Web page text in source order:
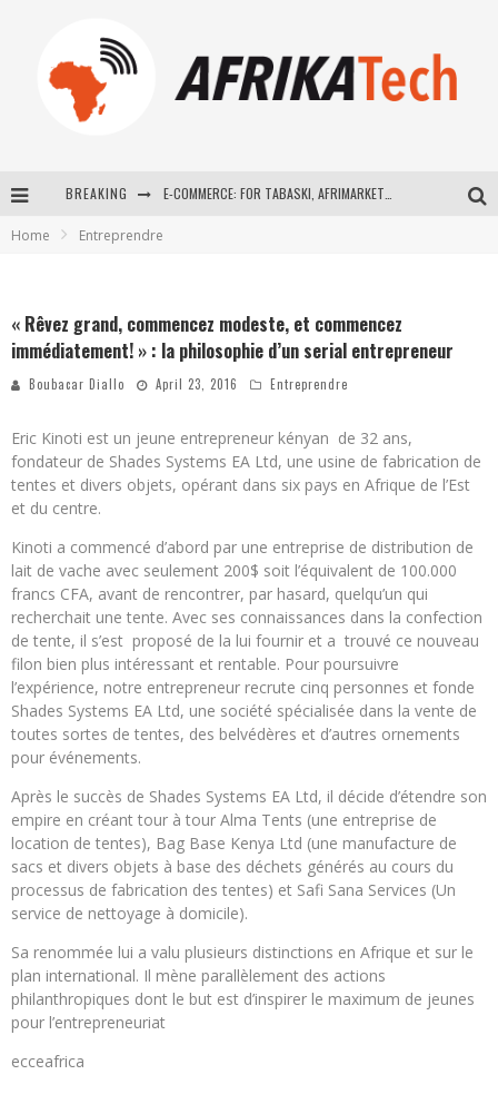
BREAKING
How Technology Has Changed Sports
Home Entreprendre
« Rêvez grand, commencez modeste, et commencez
immédiatement! » : la philosophie d’un serial entrepreneur
Boubacar Diallo April 23, 2016 Entreprendre
Eric Kinoti est un jeune entrepreneur kényan de 32 ans,
fondateur de Shades Systems EA Ltd, une usine de fabrication de
tentes et divers objets, opérant dans six pays en Afrique de l’Est
et du centre.
Kinoti a commencé d’abord par une entreprise de distribution de
lait de vache avec seulement 200$ soit l’équivalent de 100.000
francs CFA, avant de rencontrer, par hasard, quelqu’un qui
recherchait une tente. Avec ses connaissances dans la confection
de tente, il s’est proposé de la lui fournir et a trouvé ce nouveau
filon bien plus intéressant et rentable. Pour poursuivre
l’expérience, notre entrepreneur recrute cinq personnes et fonde
Shades Systems EA Ltd, une société spécialisée dans la vente de
toutes sortes de tentes, des belvédères et d’autres ornements
pour événements.
Après le succès de Shades Systems EA Ltd, il décide d’étendre son
empire en créant tour à tour Alma Tents (une entreprise de
location de tentes), Bag Base Kenya Ltd (une manufacture de
sacs et divers objets à base des déchets générés au cours du
processus de fabrication des tentes) et Safi Sana Services (Un
service de nettoyage à domicile).
Sa renommée lui a valu plusieurs distinctions en Afrique et sur le
plan international. Il mène parallèlement des actions
philanthropiques dont le but est d’inspirer le maximum de jeunes
pour l’entrepreneuriat
ecceafrica